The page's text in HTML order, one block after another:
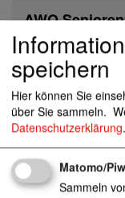
AWO
g" Sozialstation
AWO
nwohnheim
16278
AWO
speichern
Hier können Sie
über Sie sammeln.
Datenschutzerklärung.
Matomo/
Sammeln